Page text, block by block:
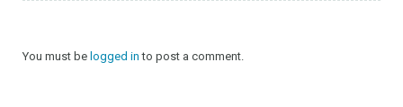
You must be logged in to post a comment.